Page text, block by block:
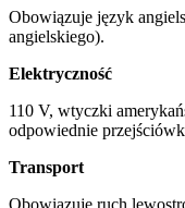
Obowiązuje język
angielskiego).
Elektryczność
110 V, wtyczki
odpowiednie
Transport
Obowiązuje ruch